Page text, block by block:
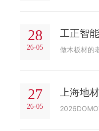
28
26-05
工正智
27
26-05
上海地